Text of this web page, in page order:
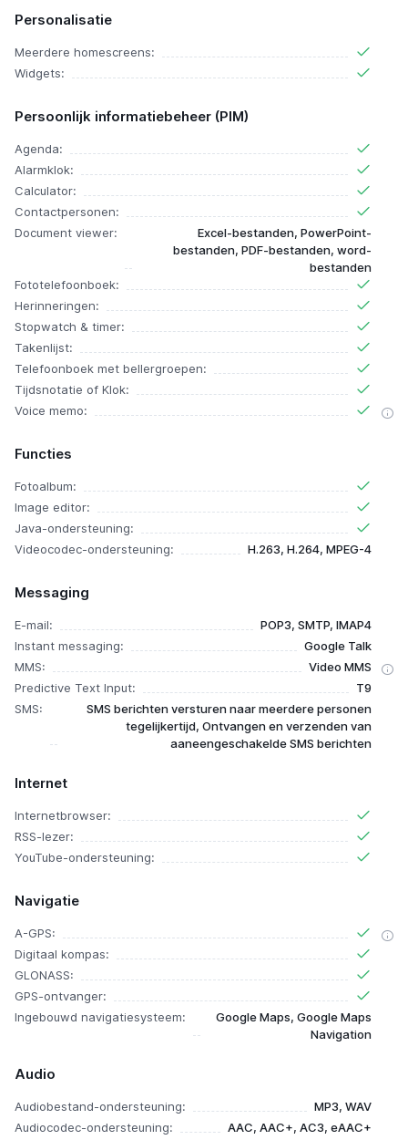
Personalisatie
Meerdere homescreens:
Widgets:
Persoonlijk informatiebeheer (PIM)
Agenda:
Alarmklok:
Calculator:
Contactpersonen:
Document viewer:
Excel-bestanden, PowerPoint-
bestanden, PDF-bestanden, word-
bestanden
Fototelefoonboek:
Herinneringen:
Stopwatch & timer:
Takenlijst:
Telefoonboek met bellergroepen:
Tijdsnotatie of Klok:
Voice memo:
Functies
Fotoalbum:
Image editor:
Java-ondersteuning:
Videocodec-ondersteuning:
H.263, H.264, MPEG-4
Messaging
E-mail:
POP3, SMTP, IMAP4
Instant messaging:
Google Talk
MMS:
Video MMS
Predictive Text Input:
T9
SMS:
SMS berichten versturen naar meerdere personen
tegelijkertijd, Ontvangen en verzenden van
aaneengeschakelde SMS berichten
Internet
Internetbrowser:
RSS-lezer:
YouTube-ondersteuning:
Navigatie
A-GPS:
Digitaal kompas:
GLONASS:
GPS-ontvanger:
Ingebouwd navigatiesysteem:
Google Maps, Google Maps
Navigation
Audio
Audiobestand-ondersteuning:
MP3, WAV
Audiocodec-ondersteuning:
AAC, AAC+, AC3, eAAC+